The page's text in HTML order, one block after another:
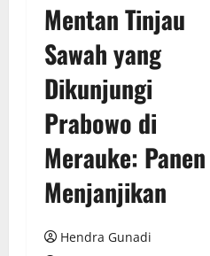
Mentan Tinjau
Sawah yang
Dikunjungi
Prabowo di
Merauke: Panen
Menjanjikan
Hendra Gunadi